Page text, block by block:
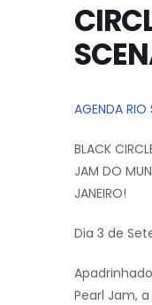
AGENDA RIO
BLACK
JAM DO
JANEIRO!
Dia 3 de
Pearl Jam,